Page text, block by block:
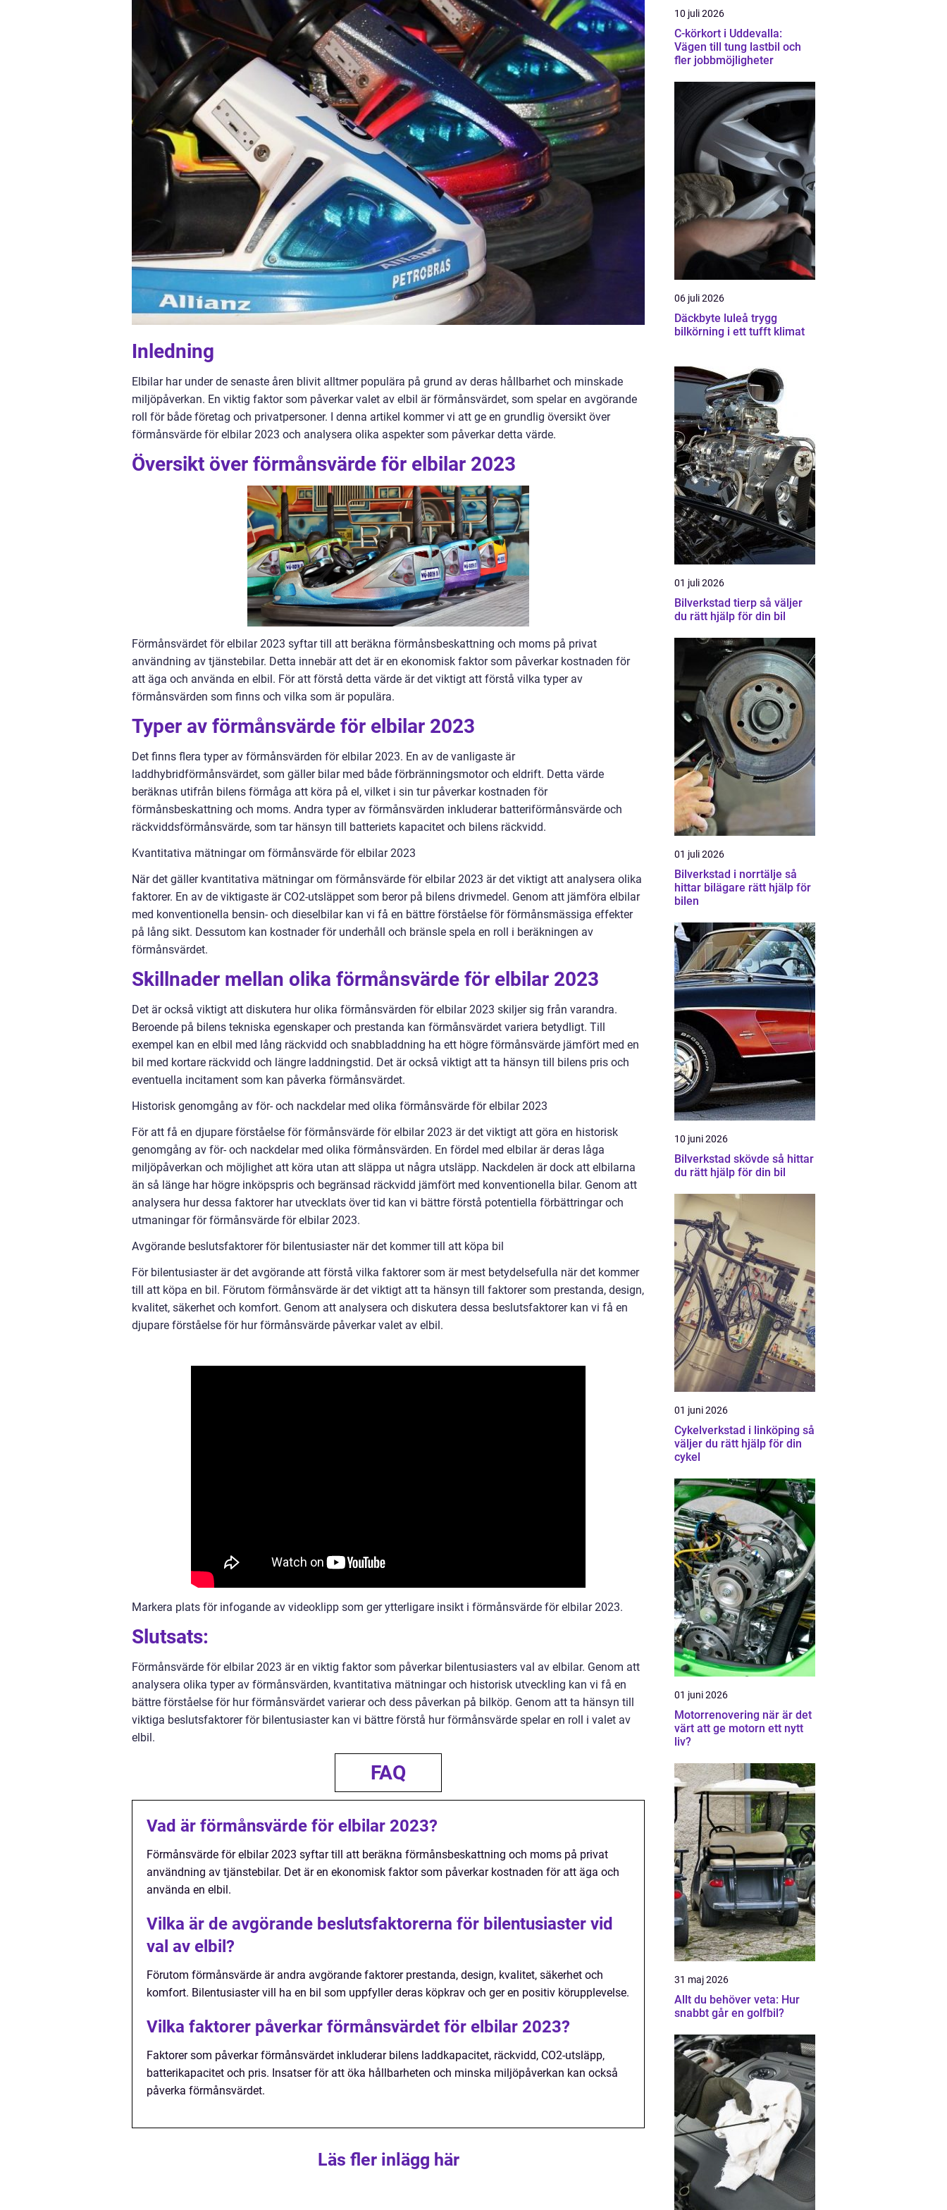
Inledning
Elbilar har under de senaste åren blivit alltmer populära på grund av deras hållbarhet och minskade
miljöpåverkan. En viktig faktor som påverkar valet av elbil är förmånsvärdet, som spelar en avgörande
roll för både företag och privatpersoner. I denna artikel kommer vi att ge en grundlig översikt över
förmånsvärde för elbilar 2023 och analysera olika aspekter som påverkar detta värde.
Översikt över förmånsvärde för elbilar 2023
Förmånsvärdet för elbilar 2023 syftar till att beräkna förmånsbeskattning och moms på privat
användning av tjänstebilar. Detta innebär att det är en ekonomisk faktor som påverkar kostnaden för
att äga och använda en elbil. För att förstå detta värde är det viktigt att förstå vilka typer av
förmånsvärden som finns och vilka som är populära.
Typer av förmånsvärde för elbilar 2023
Det finns flera typer av förmånsvärden för elbilar 2023. En av de vanligaste är
laddhybridförmånsvärdet, som gäller bilar med både förbränningsmotor och eldrift. Detta värde
beräknas utifrån bilens förmåga att köra på el, vilket i sin tur påverkar kostnaden för
förmånsbeskattning och moms. Andra typer av förmånsvärden inkluderar batteriförmånsvärde och
räckviddsförmånsvärde, som tar hänsyn till batteriets kapacitet och bilens räckvidd.
Kvantitativa mätningar om förmånsvärde för elbilar 2023
När det gäller kvantitativa mätningar om förmånsvärde för elbilar 2023 är det viktigt att analysera olika
faktorer. En av de viktigaste är CO2-utsläppet som beror på bilens drivmedel. Genom att jämföra elbilar
med konventionella bensin- och dieselbilar kan vi få en bättre förståelse för förmånsmässiga effekter
på lång sikt. Dessutom kan kostnader för underhåll och bränsle spela en roll i beräkningen av
förmånsvärdet.
Skillnader mellan olika förmånsvärde för elbilar 2023
Det är också viktigt att diskutera hur olika förmånsvärden för elbilar 2023 skiljer sig från varandra.
Beroende på bilens tekniska egenskaper och prestanda kan förmånsvärdet variera betydligt. Till
exempel kan en elbil med lång räckvidd och snabbladdning ha ett högre förmånsvärde jämfört med en
bil med kortare räckvidd och längre laddningstid. Det är också viktigt att ta hänsyn till bilens pris och
eventuella incitament som kan påverka förmånsvärdet.
Historisk genomgång av för- och nackdelar med olika förmånsvärde för elbilar 2023
För att få en djupare förståelse för förmånsvärde för elbilar 2023 är det viktigt att göra en historisk
genomgång av för- och nackdelar med olika förmånsvärden. En fördel med elbilar är deras låga
miljöpåverkan och möjlighet att köra utan att släppa ut några utsläpp. Nackdelen är dock att elbilarna
än så länge har högre inköpspris och begränsad räckvidd jämfört med konventionella bilar. Genom att
analysera hur dessa faktorer har utvecklats över tid kan vi bättre förstå potentiella förbättringar och
utmaningar för förmånsvärde för elbilar 2023.
Avgörande beslutsfaktorer för bilentusiaster när det kommer till att köpa bil
För bilentusiaster är det avgörande att förstå vilka faktorer som är mest betydelsefulla när det kommer
till att köpa en bil. Förutom förmånsvärde är det viktigt att ta hänsyn till faktorer som prestanda, design,
kvalitet, säkerhet och komfort. Genom att analysera och diskutera dessa beslutsfaktorer kan vi få en
djupare förståelse för hur förmånsvärde påverkar valet av elbil.
Markera plats för infogande av videoklipp som ger ytterligare insikt i förmånsvärde för elbilar 2023.
Slutsats:
Förmånsvärde för elbilar 2023 är en viktig faktor som påverkar bilentusiasters val av elbilar. Genom att
analysera olika typer av förmånsvärden, kvantitativa mätningar och historisk utveckling kan vi få en
bättre förståelse för hur förmånsvärdet varierar och dess påverkan på bilköp. Genom att ta hänsyn till
viktiga beslutsfaktorer för bilentusiaster kan vi bättre förstå hur förmånsvärde spelar en roll i valet av
elbil.
FAQ
Vad är förmånsvärde för elbilar 2023?
Förmånsvärde för elbilar 2023 syftar till att beräkna förmånsbeskattning och moms på privat
användning av tjänstebilar. Det är en ekonomisk faktor som påverkar kostnaden för att äga och
använda en elbil.
Vilka är de avgörande beslutsfaktorerna för bilentusiaster vid
val av elbil?
Förutom förmånsvärde är andra avgörande faktorer prestanda, design, kvalitet, säkerhet och
komfort. Bilentusiaster vill ha en bil som uppfyller deras köpkrav och ger en positiv körupplevelse.
Vilka faktorer påverkar förmånsvärdet för elbilar 2023?
Faktorer som påverkar förmånsvärdet inkluderar bilens laddkapacitet, räckvidd, CO2-utsläpp,
batterikapacitet och pris. Insatser för att öka hållbarheten och minska miljöpåverkan kan också
påverka förmånsvärdet.
Läs fler inlägg här
10 juli 2026
C-körkort i Uddevalla:
Vägen till tung lastbil och
fler jobbmöjligheter
06 juli 2026
Däckbyte luleå trygg
bilkörning i ett tufft klimat
01 juli 2026
Bilverkstad tierp så väljer
du rätt hjälp för din bil
01 juli 2026
Bilverkstad i norrtälje så
hittar bilägare rätt hjälp för
bilen
10 juni 2026
Bilverkstad skövde så hittar
du rätt hjälp för din bil
01 juni 2026
Cykelverkstad i linköping så
väljer du rätt hjälp för din
cykel
01 juni 2026
Motorrenovering när är det
värt att ge motorn ett nytt
liv?
31 maj 2026
Allt du behöver veta: Hur
snabbt går en golfbil?